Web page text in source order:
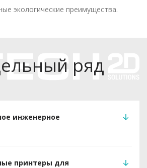
экологические преимущества.
ряд
инженерное
принтеры для